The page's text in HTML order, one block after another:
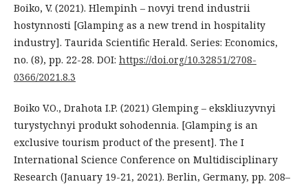
Boiko, V. (2021). Hlempinh – novyi trend industrii
hostynnosti [Glamping as a new trend in hospitality
industry]. Taurida Scientific Herald. Series: Economics,
no. (8), pp. 22-28. DOI: https://doi.org/10.32851/2708-
0366/2021.8.3
Boiko V.O., Drahota I.P. (2021) Glemping – ekskliuzyvnyi
turystychnyi produkt sohodennia. [Glamping is an
exclusive tourism product of the present]. The I
International Science Conference on Multidisciplinary
Research (January 19-21, 2021). Berlin, Germany, рр. 208–